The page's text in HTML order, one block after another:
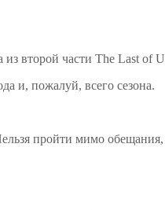
второй части The Last of
и, пожалуй, всего сезона.
пройти мимо